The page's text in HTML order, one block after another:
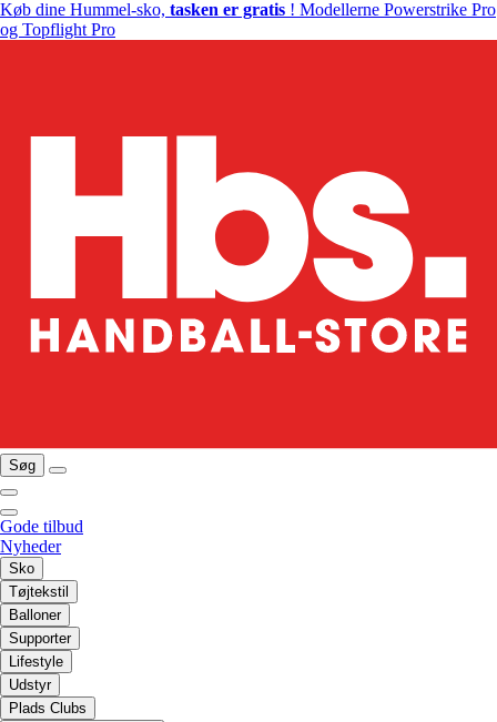
Køb dine Hummel-sko, tasken er gratis ! Modellerne Powerstrike Pro
og Topflight Pro
Søg
Gode tilbud
Nyheder
Sko
Tøjtekstil
Balloner
Supporter
Lifestyle
Udstyr
Plads Clubs